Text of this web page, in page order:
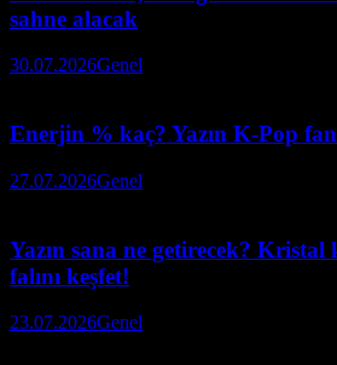
sahne alacak
30.07.2026Genel
Enerjin % kaç? Yazın K-Pop
27.07.2026Genel
Yazın sana ne getirecek? Kristal
falını keşfet!
23.07.2026Genel